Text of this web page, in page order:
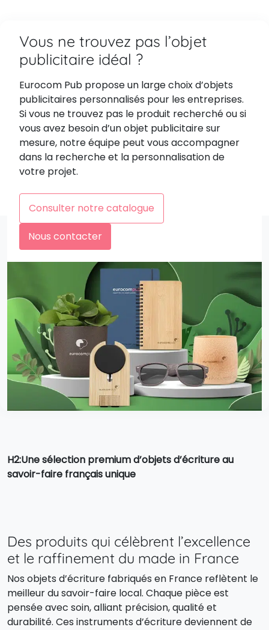
Vous ne trouvez pas l’objet
publicitaire idéal ?
Eurocom Pub propose un large choix d’objets
publicitaires personnalisés pour les entreprises.
Si vous ne trouvez pas le produit recherché ou si
vous avez besoin d’un objet publicitaire sur
mesure, notre équipe peut vous accompagner
dans la recherche et la personnalisation de
votre projet.
Consulter notre catalogue
Nous contacter
H2:Une sélection premium d’objets d’écriture au
savoir-faire français unique
Des produits qui célèbrent l’excellence
et le raffinement du made in France
Nos objets d’écriture fabriqués en France reflètent le
meilleur du savoir-faire local. Chaque pièce est
pensée avec soin, alliant précision, qualité et
durabilité. Ces instruments d’écriture deviennent de